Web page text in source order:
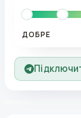
ДОБРЕ